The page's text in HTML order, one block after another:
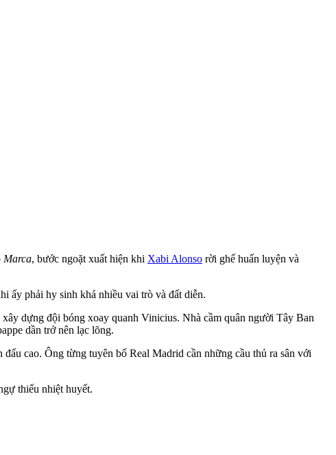
Marca, bước ngoặt xuất hiện khi Xabi Alonso rời ghế huấn luyện và
ấy phải hy sinh khá nhiều vai trò và đất diễn.
dựng đội bóng xoay quanh Vinicius. Nhà cầm quân người Tây Ban
dần trở nên lạc lõng.
cao. Ông từng tuyên bố Real Madrid cần những cầu thủ ra sân với
thiếu nhiệt huyết.